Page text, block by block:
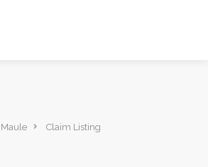
Claim Listing